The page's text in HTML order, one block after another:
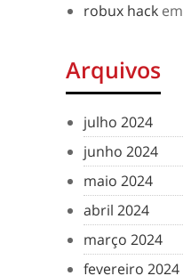
robux hack em
Arquivos
julho 2024
junho 2024
maio 2024
abril 2024
março 2024
fevereiro 2024